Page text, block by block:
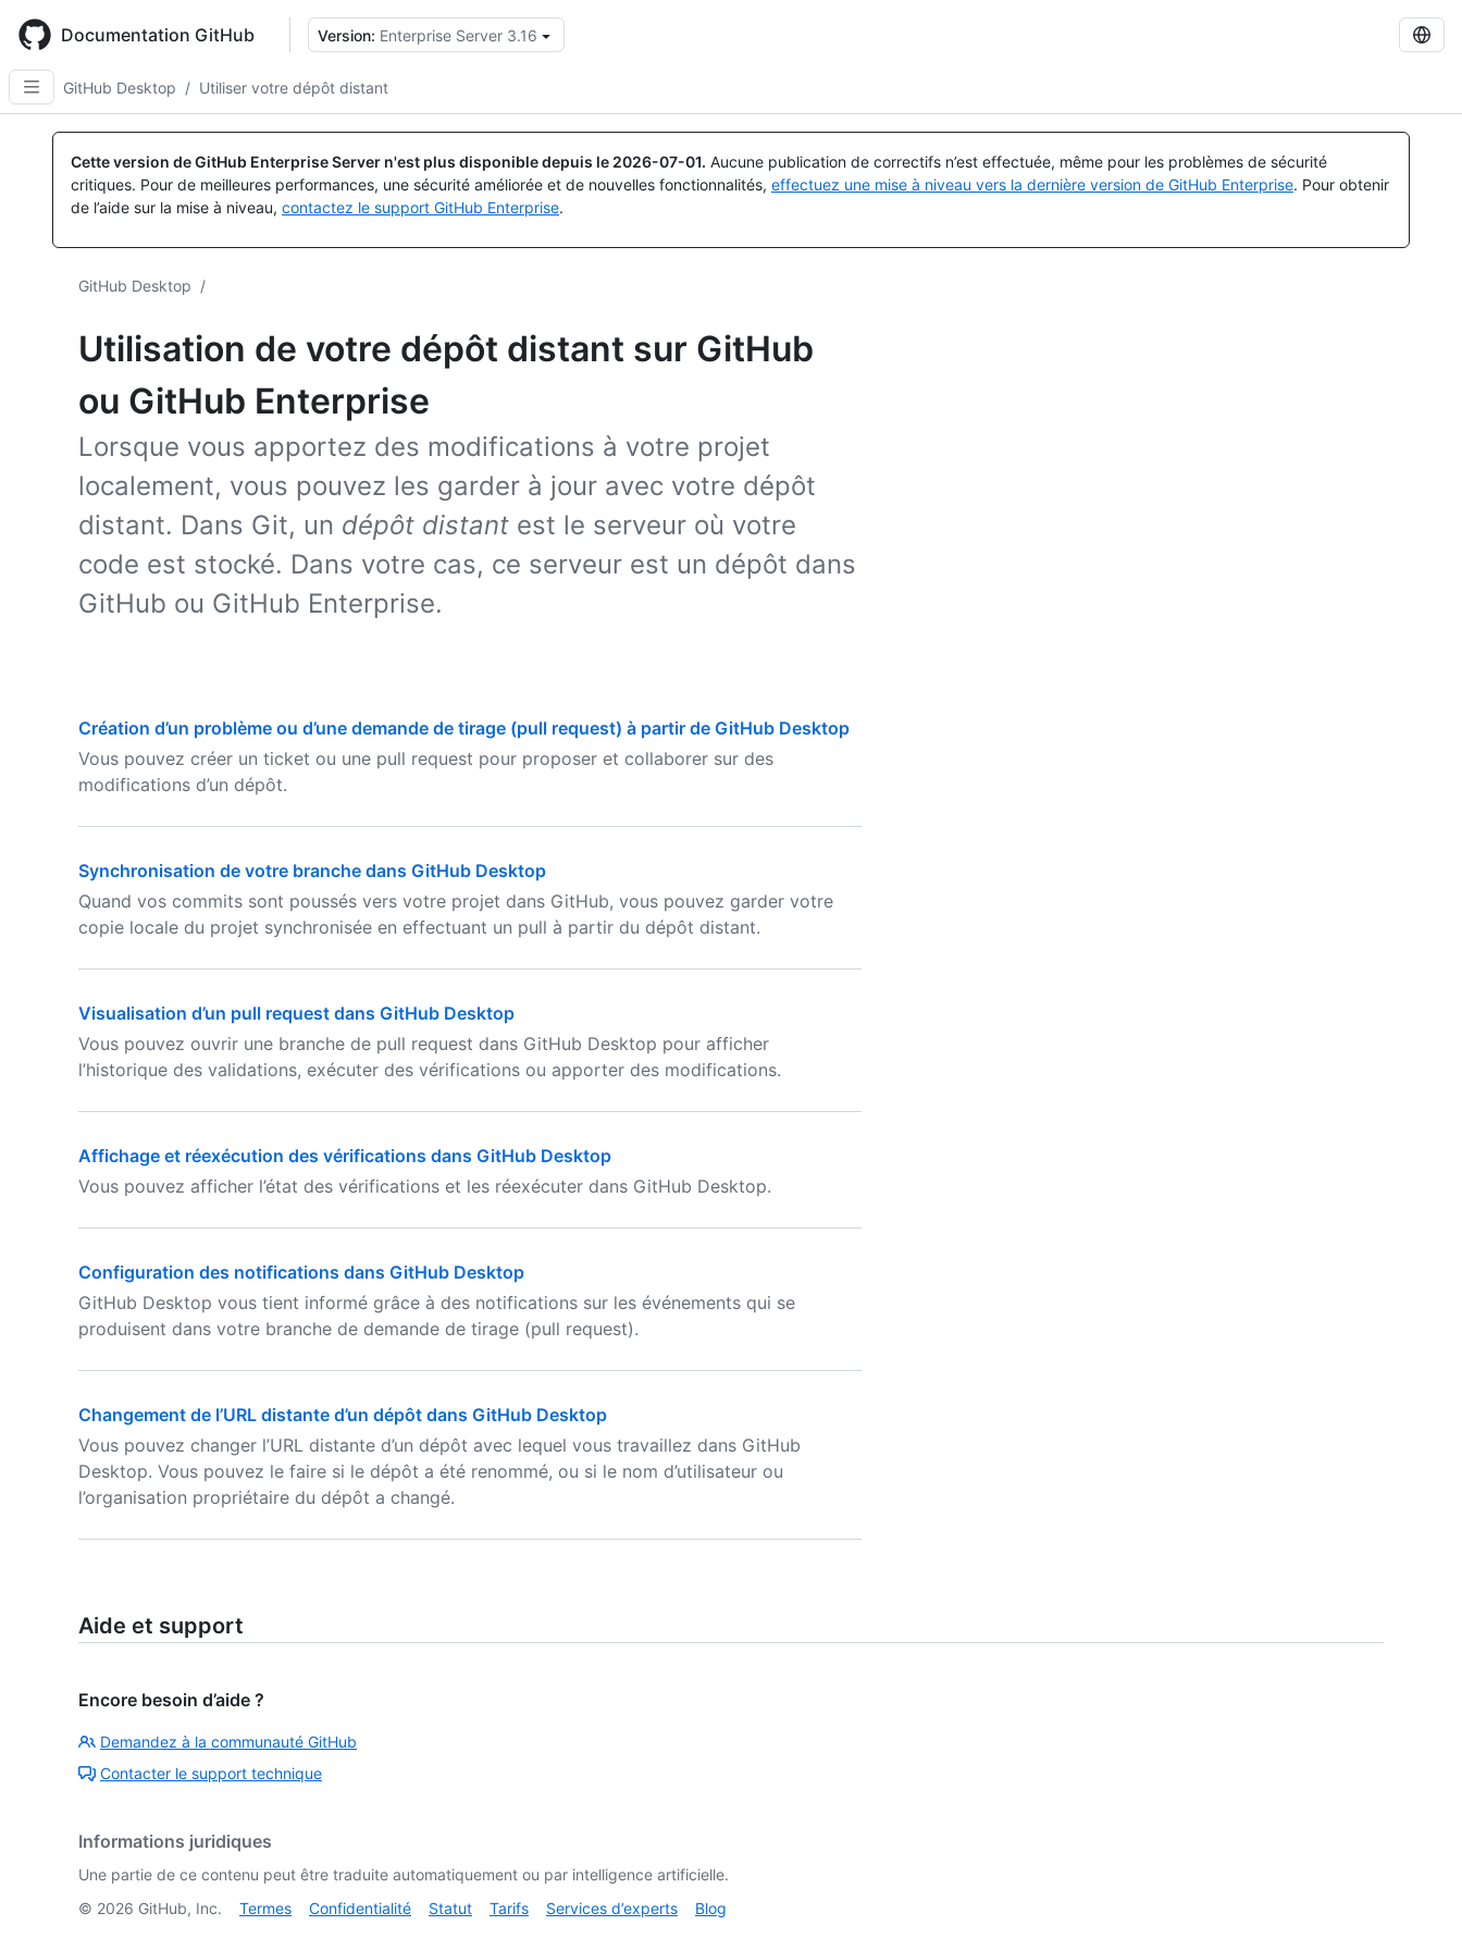
main
content
Documentation GitHub Version: Enterprise Server 3.16
GitHub Desktop / Utiliser votre dépôt distant
Cette version de GitHub Enterprise Server n'est plus disponible depuis le 2026-07-01. Aucune publication de correctifs n’est effectuée, même pour les problèmes de sécurité
critiques. Pour de meilleures performances, une sécurité améliorée et de nouvelles fonctionnalités, effectuez une mise à niveau vers la dernière version de GitHub Enterprise. Pour obtenir
de l’aide sur la mise à niveau, contactez le support GitHub Enterprise.
GitHub Desktop /
Utilisation de votre dépôt distant sur GitHub
ou GitHub Enterprise
Lorsque vous apportez des modifications à votre projet
localement, vous pouvez les garder à jour avec votre dépôt
distant. Dans Git, un dépôt distant est le serveur où votre
code est stocké. Dans votre cas, ce serveur est un dépôt dans
GitHub ou GitHub Enterprise.
Création d’un problème ou d’une demande de tirage (pull request) à partir de GitHub Desktop
Vous pouvez créer un ticket ou une pull request pour proposer et collaborer sur des
modifications d’un dépôt.
Synchronisation de votre branche dans GitHub Desktop
Quand vos commits sont poussés vers votre projet dans GitHub, vous pouvez garder votre
copie locale du projet synchronisée en effectuant un pull à partir du dépôt distant.
Visualisation d’un pull request dans GitHub Desktop
Vous pouvez ouvrir une branche de pull request dans GitHub Desktop pour afficher
l’historique des validations, exécuter des vérifications ou apporter des modifications.
Affichage et réexécution des vérifications dans GitHub Desktop
Vous pouvez afficher l’état des vérifications et les réexécuter dans GitHub Desktop.
Configuration des notifications dans GitHub Desktop
GitHub Desktop vous tient informé grâce à des notifications sur les événements qui se
produisent dans votre branche de demande de tirage (pull request).
Changement de l’URL distante d’un dépôt dans GitHub Desktop
Vous pouvez changer l’URL distante d’un dépôt avec lequel vous travaillez dans GitHub
Desktop. Vous pouvez le faire si le dépôt a été renommé, ou si le nom d’utilisateur ou
l’organisation propriétaire du dépôt a changé.
Aide et support
Encore besoin d’aide ?
Demandez à la communauté GitHub
Contacter le support technique
Informations juridiques
Une partie de ce contenu peut être traduite automatiquement ou par intelligence artificielle.
© 2026 GitHub, Inc. Termes Confidentialité Statut Tarifs Services d’experts Blog